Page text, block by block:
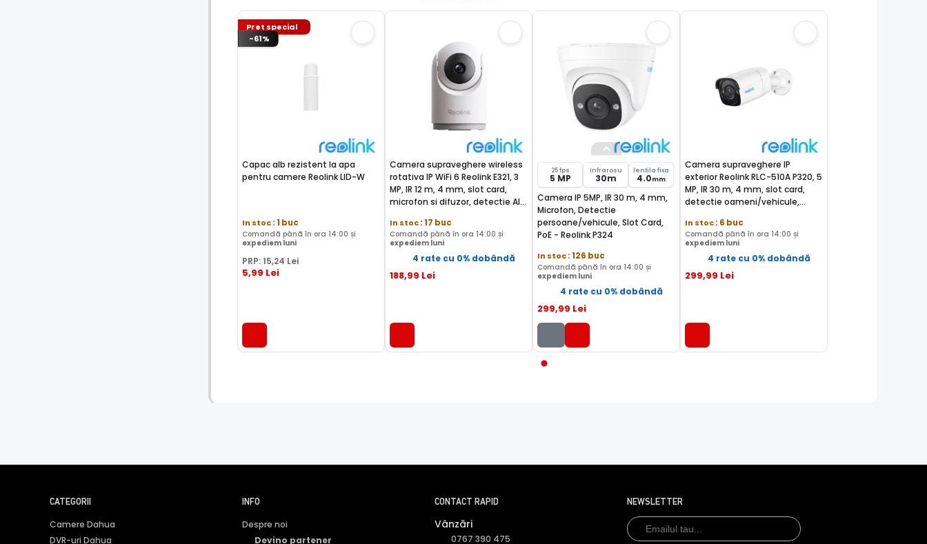
Pret special
-61%
Capac alb rezistent la apa
pentru camere Reolink LID-W
In stoc: 1 buc
Comandă până în ora 14:00 și
expediem luni
PRP: 15,24 Lei
5,99 Lei
Camera supraveghere wireless
rotativa IP WiFi 6 Reolink E321, 3
MP, IR 12 m, 4 mm, slot card,
microfon si difuzor, detectie AI
auto-tracking, 2.4 GHz
In stoc: 17 buc
Comandă până în ora 14:00 și
expediem luni
4 rate cu 0% dobândă
188,99 Lei
25 fps
5 MP
Infrarosu
30m
lentila fixa
4.0mm
Camera IP 5MP, IR 30 m, 4 mm,
Microfon, Detectie
persoane/vehicule, Slot Card,
PoE - Reolink P324
In stoc: 126 buc
Comandă până în ora 14:00 și
expediem luni
4 rate cu 0% dobândă
299,99 Lei
Camera supraveghere IP
exterior Reolink RLC-510A P320, 5
MP, IR 30 m, 4 mm, slot card,
detectie oameni/vehicule,
In stoc: 6 buc
Comandă până în ora 14:00 și
expediem luni
4 rate cu 0% dobândă
299,99 Lei
CATEGORII
Camere Dahua
DVR-uri Dahua
INFO
Despre noi
Devino partener
CONTACT RAPID
Vânzări
0767 390 475
NEWSLETTER